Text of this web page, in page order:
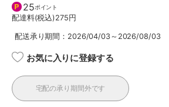
25ポイント
配達料(税込)275円
配送承り期間：2026/04/03～2026/08/03
お気に入りに登録する
宅配の承り期間外です